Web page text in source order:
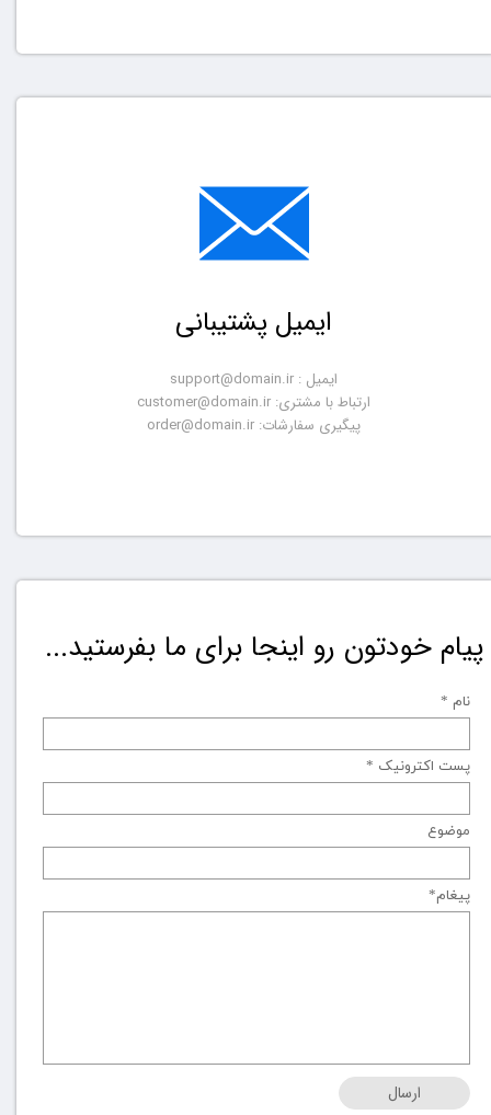
ایمیل پشتیبانی
ایمیل : support@domain.ir
ارتباط با مشتری: customer@domain.ir
پیگیری سفارشات: order@domain.ir
پیام خودتون رو اینجا برای ما بفرستید...
نام *
پست اکترونیک *
موضوع
پیغام*
ارسال